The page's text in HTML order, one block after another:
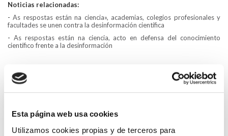
Esta página web usa cookies
Utilizamos cookies propias y de terceros para
Noticias relacionadas:
-As respostas están na ciencia», academias, colegios profesionales y
facultades se unen contra la desinformación científica
- As respostas están na ciencia, acto en defensa del conocimiento
científico frente a la desinformación
Descargar manifesto-respostas-estan-na-ciencia-gal.pdf
Voltar